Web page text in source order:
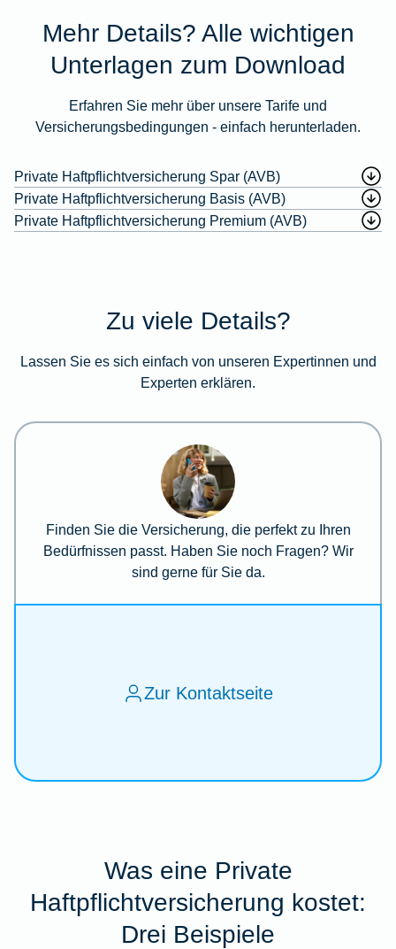
Mehr Details? Alle wichtigen
Unterlagen zum Download
Erfahren Sie mehr über unsere Tarife und
Versicherungsbedingungen - einfach herunterladen.
Private Haftpflichtversicherung Spar (AVB)
Private Haftpflichtversicherung Basis (AVB)
Private Haftpflichtversicherung Premium (AVB)
Zu viele Details?
Lassen Sie es sich einfach von unseren Expertinnen und
Experten erklären.
Finden Sie die Versicherung, die perfekt zu Ihren
Bedürfnissen passt. Haben Sie noch Fragen? Wir
sind gerne für Sie da.
Zur Kontaktseite
Was eine Private
Haftpflichtversicherung kostet:
Drei Beispiele